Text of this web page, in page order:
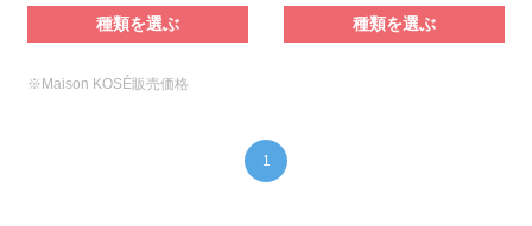
種類を選ぶ 種類を選ぶ
※Maison KOSÉ販売価格
1